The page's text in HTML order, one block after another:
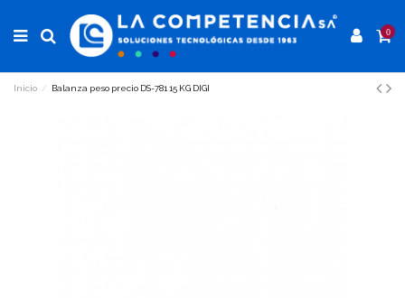
0
Inicio Balanza peso precio DS-781 15 KG DIGI